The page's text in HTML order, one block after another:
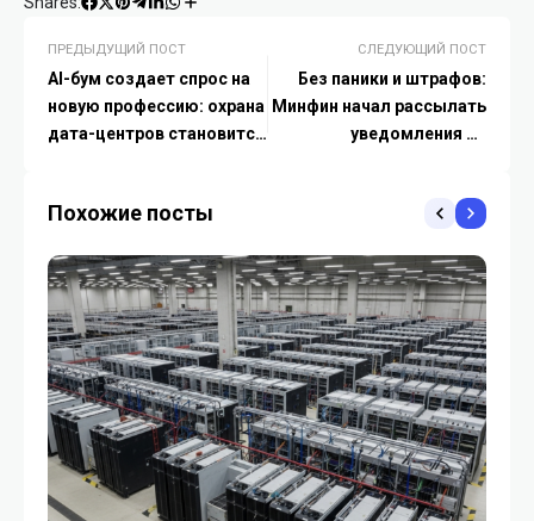
ПРЕДЫДУЩИЙ ПОСТ
AI-бум создает спрос на
новую профессию: охрана
дата-центров становится
СЛЕДУЮЩИЙ ПОСТ
Без паники и штрафов:
Минфин начал рассылать
уведомления по
спешит
Похожие посты